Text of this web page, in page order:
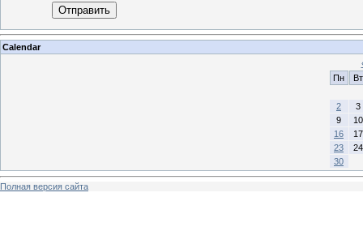
Отправить
Calendar
Пн
Вт
2
3
9
10
16
17
23
24
30
Полная версия сайта